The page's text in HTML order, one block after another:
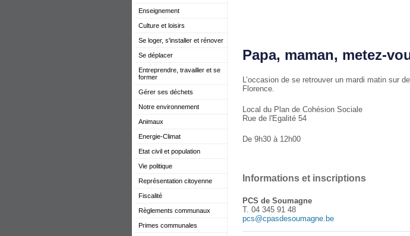
Enseignement
Culture et loisirs
Se loger, s'installer et rénover
Se déplacer
Entreprendre, travailler et se
former
Gérer ses déchets
Notre environnement
Animaux
Energie-Climat
Etat civil et population
Vie politique
Représentation citoyenne
Fiscalité
Règlements communaux
Primes communales
Papa, maman, metez-
L’occasion de se retrouver un mardi matin sur
Florence.
Local du Plan de Cohésion Sociale
Rue de l'Egalité 54
De 9h30 à 12h00
Informations et inscriptions
PCS de Soumagne
T. 04 345 91 48
pcs@cpasdesoumagne.be